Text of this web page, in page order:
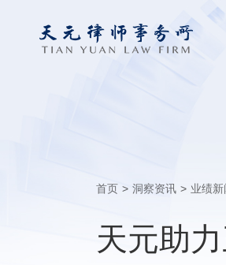
首页 > 洞察资讯 > 业绩新
天元助